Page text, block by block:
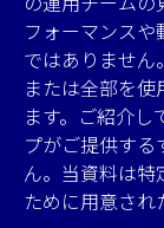
フォーマンス
ではありませ
または全部を
ます。ご紹介
プがご提供す
ん。当資料は
ために用意され